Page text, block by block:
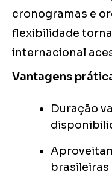
cronogramas e
flexibilidade
internacional
Vantagens
Duração
brasileiras